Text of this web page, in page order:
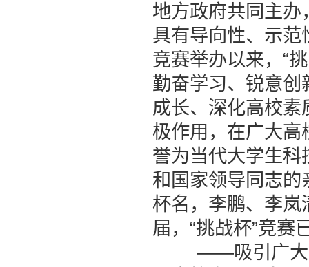
地方政府共同主
具有导向性、示
竞赛举办以来，“
勤奋学习、锐意创
成长、深化高校
极作用，在广大
誉为当代大学生科
和国家领导同志的
杯名，李鹏、李
届，“挑战杯”竞赛
——吸引广大高